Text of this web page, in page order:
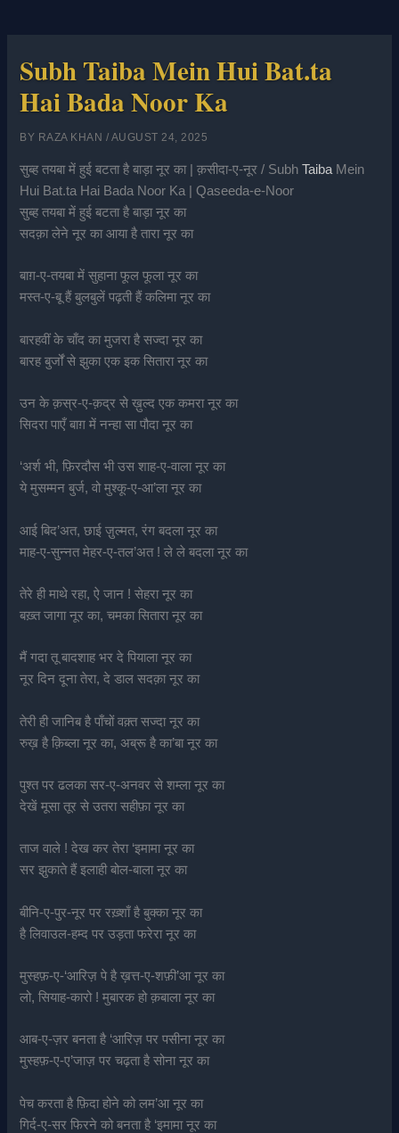
Subh Taiba Mein Hui Bat.ta
Hai Bada Noor Ka
BY RAZA KHAN / AUGUST 24, 2025
सुब्ह तयबा में हुई बटता है बाड़ा नूर का | क़सीदा-ए-नूर / SubhTaiba Mein
Hui Bat.ta Hai Bada Noor Ka | Qaseeda-e-Noor
सुब्ह तयबा में हुई बटता है बाड़ा नूर का
सदक़ा लेने नूर का आया है तारा नूर का
बाग़-ए-तयबा में सुहाना फूल फूला नूर का
मस्त-ए-बू हैं बुलबुलें पढ़ती हैं कलिमा नूर का
बारहवीं के चाँद का मुजरा है सज्दा नूर का
बारह बुर्जों से झुका एक इक सितारा नूर का
उन के क़स्र-ए-क़द्र से ख़ुल्द एक कमरा नूर का
सिदरा पाएँ बाग़ में नन्हा सा पौदा नूर का
‘अर्श भी, फ़िरदौस भी उस शाह-ए-वाला नूर का
ये मुसम्मन बुर्ज, वो मुश्कू-ए-आ’ला नूर का
आई बिद’अत, छाई ज़ुल्मत, रंग बदला नूर का
माह-ए-सुन्नत मेहर-ए-तल’अत ! ले ले बदला नूर का
तेरे ही माथे रहा, ऐ जान ! सेहरा नूर का
बख़्त जागा नूर का, चमका सितारा नूर का
मैं गदा तू बादशाह भर दे पियाला नूर का
नूर दिन दूना तेरा, दे डाल सदक़ा नूर का
तेरी ही जानिब है पाँचों वक़्त सज्दा नूर का
रुख़ है क़िब्ला नूर का, अब्रू है का’बा नूर का
पुश्त पर ढलका सर-ए-अनवर से शम्ला नूर का
देखें मूसा तूर से उतरा सहीफ़ा नूर का
ताज वाले ! देख कर तेरा ‘इमामा नूर का
सर झुकाते हैं इलाही बोल-बाला नूर का
बीनि-ए-पुर-नूर पर रख़्शाँ है बुक्का नूर का
है लिवाउल-हम्द पर उड़ता फरेरा नूर का
मुस्हफ़-ए-‘आरिज़ पे है ख़त्त-ए-शफ़ी’आ नूर का
लो, सियाह-कारो ! मुबारक हो क़बाला नूर का
आब-ए-ज़र बनता है ‘आरिज़ पर पसीना नूर का
मुस्हफ़-ए-ए’जाज़ पर चढ़ता है सोना नूर का
पेच करता है फ़िदा होने को लम’आ नूर का
गिर्द-ए-सर फिरने को बनता है ‘इमामा नूर का